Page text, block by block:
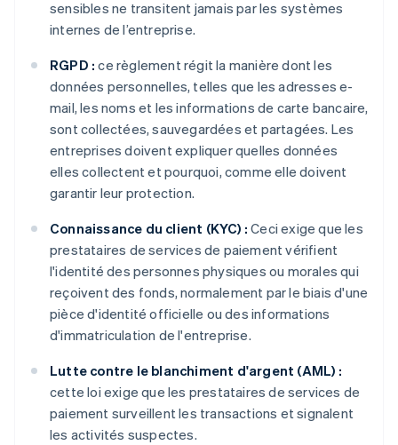
sensibles ne transitent jamais par les systèmes
internes de l’entreprise.
RGPD : ce règlement régit la manière dont les
données personnelles, telles que les adresses e-
mail, les noms et les informations de carte bancaire,
sont collectées, sauvegardées et partagées. Les
entreprises doivent expliquer quelles données
elles collectent et pourquoi, comme elle doivent
garantir leur protection.
Connaissance du client (KYC) : Ceci exige que les
prestataires de services de paiement vérifient
l'identité des personnes physiques ou morales qui
reçoivent des fonds, normalement par le biais d'une
pièce d'identité officielle ou des informations
d'immatriculation de l'entreprise.
Lutte contre le blanchiment d'argent (AML) :
cette loi exige que les prestataires de services de
paiement surveillent les transactions et signalent
les activités suspectes.